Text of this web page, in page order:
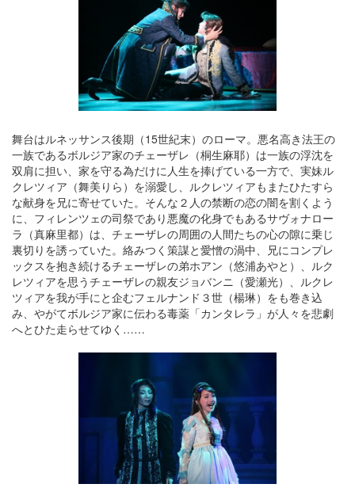
舞台はルネッサンス後期（15世紀末）のローマ。悪名高き法王の
一族であるボルジア家のチェーザレ（桐生麻耶）は一族の浮沈を
双肩に担い、家を守る為だけに人生を捧げている一方で、実妹ル
クレツィア（舞美りら）を溺愛し、ルクレツィアもまたひたすら
な献身を兄に寄せていた。そんな２人の禁断の恋の闇を割くよう
に、フィレンツェの司祭であり悪魔の化身でもあるサヴォナロー
ラ（真麻里都）は、チェーザレの周囲の人間たちの心の隙に乗じ
裏切りを誘っていた。絡みつく策謀と愛憎の渦中、兄にコンプレ
ックスを抱き続けるチェーザレの弟ホアン（悠浦あやと）、ルク
レツィアを思うチェーザレの親友ジョバンニ（愛瀬光）、ルクレ
ツィアを我が手にと企むフェルナンド３世（楊琳）をも巻き込
み、やがてボルジア家に伝わる毒薬「カンタレラ」が人々を悲劇
へとひた走らせてゆく……